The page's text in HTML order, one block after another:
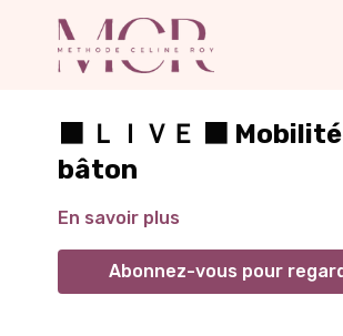
⬛ ＬＩＶＥ ⬛
bâton
En savoir plus
Abonnez-vous pour